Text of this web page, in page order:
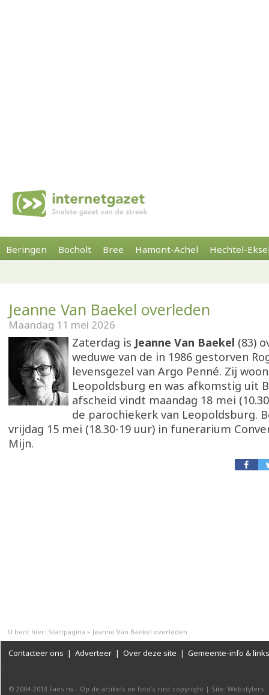
Beringen Bocholt Bree Hamont-Achel Hechtel-
Jeanne Van Baekel overleden
Maandag 11 mei 2026
Zaterdag is Jeanne Van Baekel (83)
weduwe van de in 1986 gestorven
levensgezel van Argo Penné. Zij
Leopoldsburg en was afkomstig uit
afscheid vindt maandag 18 mei
de parochiekerk van Leopoldsburg.
vrijdag 15 mei (18.30-19 uur) in funerarium
Mijn.
U bent hier: Startpagina » Jeanne Van Baekel overleden
Contacteer ons | Adverteer | Over deze site | Gemeente-info & links
© 2004-2013 Faes nv - Op de artikels en foto’s rust copyright | Site: Webstylers